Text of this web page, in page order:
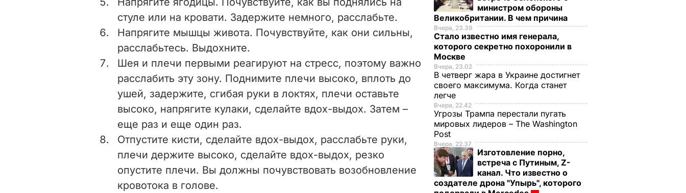
стуле или на кровати. Задержите немного, расслабьте.
Напрягите мышцы живота. Почувствуйте, как они сильны,
расслабьтесь. Выдохните.
Шея и плечи первыми реагируют на стресс, поэтому важно
расслабить эту зону. Поднимите плечи высоко, вплоть до
ушей, задержите, сгибая руки в локтях, плечи оставьте
высоко, напрягите кулаки, сделайте вдох-выдох. Затем –
еще раз и еще один раз.
Отпустите кисти, сделайте вдох-выдох, расслабьте руки,
плечи держите высоко, сделайте вдох-выдох, резко
опустите плечи. Вы должны почувствовать возобновление
кровотока в голове.
министром обороны
Великобритании. В чем причина
Вчера, 23.39
Стало известно имя генерала,
которого секретно похоронили в
Москве
Вчера, 23.02
В четверг жара в Украине достигнет
своего максимума. Когда станет
легче
Вчера, 22.42
Угрозы Трампа перестали пугать
мировых лидеров – The Washington
Post
Вчера, 22.37
Изготовление порно,
встреча с Путиным, Z-
канал. Что известно о
создателе дрона "Упырь", которого